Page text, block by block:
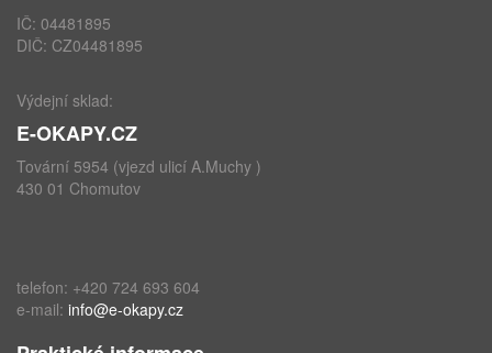
IČ: 04481895
DIČ: CZ04481895
Výdejní sklad:
E-OKAPY.CZ
Tovární 5954 (vjezd ulicí A.Muchy )
430 01 Chomutov
telefon: +420 724 693 604
e-mail: info@e-okapy.cz